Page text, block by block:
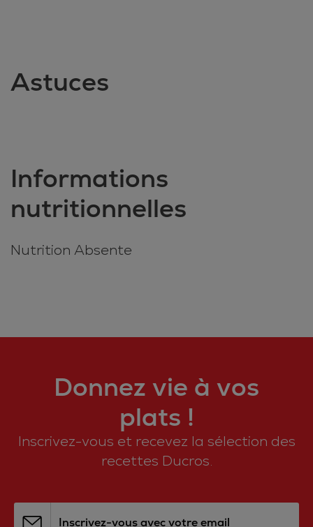
Astuces
Informations
nutritionnelles
Nutrition Absente
Donnez vie à vos
plats !
Inscrivez-vous et recevez la sélection des
recettes Ducros.
Inscrivez-vous avec votre email